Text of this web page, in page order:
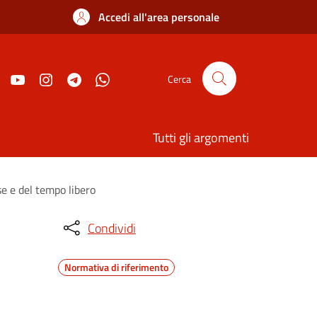
Accedi all'area personale
Cerca
Tutti gli argomenti
e del tempo libero
Condividi
Normativa di riferimento